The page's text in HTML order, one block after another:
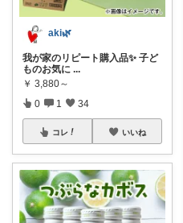
aki🌿
我が家のリピート購入品✨ 子ど
ものお気に ...
￥ 3,880～
0 1 34
コレ いいね